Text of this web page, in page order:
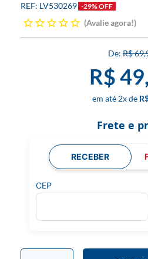
LV530269 -29% OFF
Avalie agora!
R$
R$
2x
Frete e
RECEBER
CEP